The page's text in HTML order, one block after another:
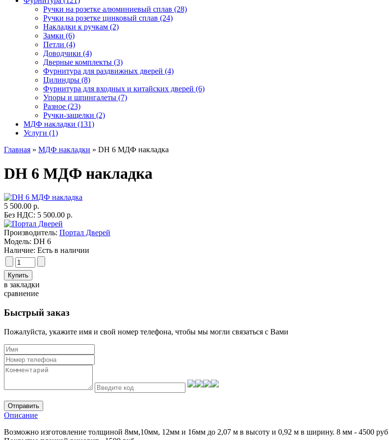
Ручки на розетке алюминиевый сплав (28)
Ручки на розетке цинковый сплав (24)
Накладки к ручкам (2)
Замки (6)
Петли (4)
Доводчики (4)
Дверные комплекты (3)
Фурнитура для раздвижных дверей (4)
Цилиндры (8)
Фурнитура для входных и китайских дверей (6)
Упоры и шпингалеты (7)
Разное (23)
Ручки-защелки (2)
МДФ накладки (131)
Услуги (1)
Главная » МДФ накладки » DH 6 МДФ накладка
DH 6 МДФ накладка
5 500.00 р.
Без НДС: 5 500.00 р.
Производитель: Портал Дверей
Модель: DH 6
Наличие: Есть в наличии
в закладки
сравнение
Быстрый заказ
Пожалуйста, укажите имя и свой номер телефона, чтобы мы могли связаться с Вами
Отправить
Описание
Возможно изготовление толщиной 8мм,10мм, 12мм и 16мм до 2,07 м в высоту и 0,92 м в ширину. 8 мм - 4500